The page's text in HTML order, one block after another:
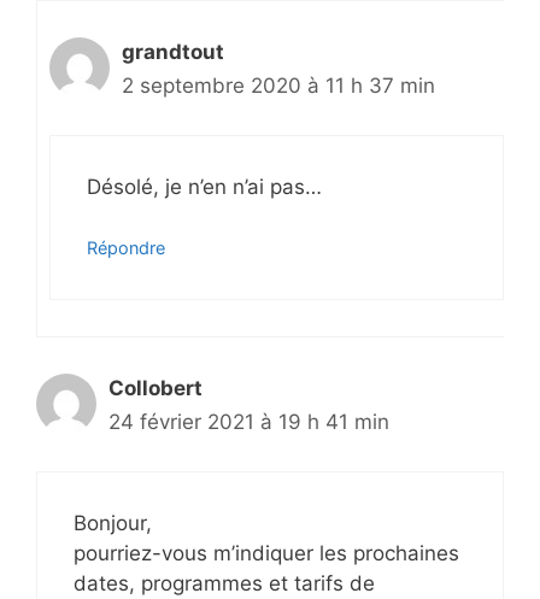
grandtout
2 septembre 2020 à 11 h 37 min
Désolé, je n’en n’ai pas…
Répondre
Collobert
24 février 2021 à 19 h 41 min
Bonjour,
pourriez-vous m’indiquer les prochaines
dates, programmes et tarifs de